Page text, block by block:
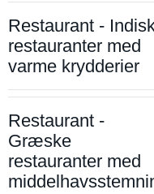
Restaurant -
restauranter med
varme krydderier
Restaurant -
Græske
restauranter med